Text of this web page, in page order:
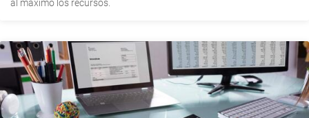
al máximo los recursos.